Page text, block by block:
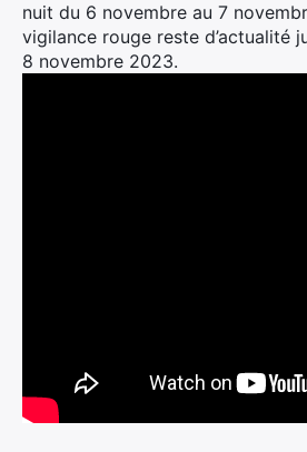
nuit du 6 novembre au 7
vigilance rouge reste d’actualité
8 novembre 2023.